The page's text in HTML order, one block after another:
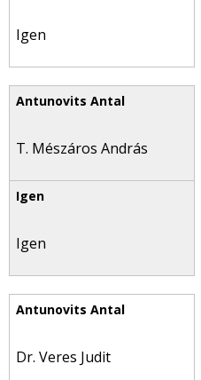
Igen
T. Mészáros András
Igen
Dr. Veres Judit